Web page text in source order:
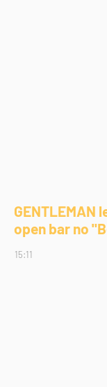
GENTLEMAN
open bar no
15:11